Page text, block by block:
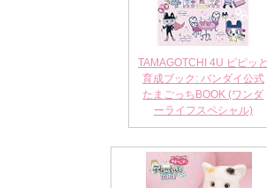
TAMAGOTCHI 4U ピピッと
育成ブック: バンダイ公式
たまごっちBOOK (ワンダ
ーライフスペシャル)